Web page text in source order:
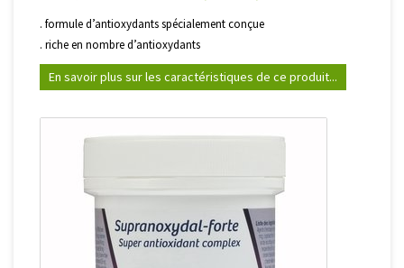
. formule d’antioxydants spécialement conçue
. riche en nombre d’antioxydants
En savoir plus sur les caractéristiques de ce produit...